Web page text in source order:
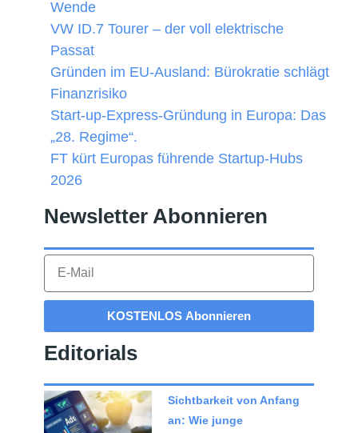
Wende
VW ID.7 Tourer – der voll elektrische
Passat
Gründen im EU-Ausland: Bürokratie schlägt
Finanzrisiko
Start-up-Express-Gründung in Europa: Das
„28. Regime“.
FT kürt Europas führende Startup-Hubs
2026
Newsletter Abonnieren​
KOSTENLOS Abonnieren
Editorials
Sichtbarkeit von Anfang
an: Wie junge